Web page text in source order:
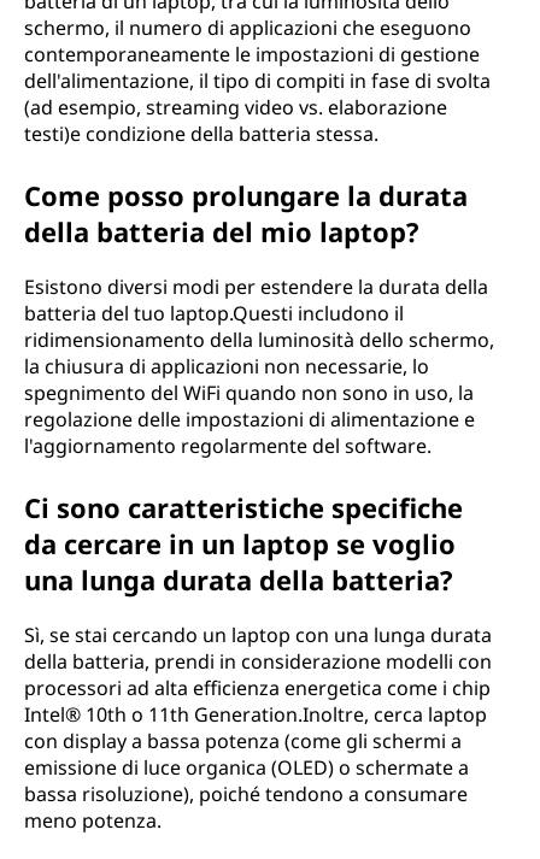
schermo, il numero di applicazioni che eseguono
contemporaneamente le impostazioni di gestione
dell'alimentazione, il tipo di compiti in fase di svolta
(ad esempio, streaming video vs. elaborazione
testi)e condizione della batteria stessa.
Come posso prolungare la durata
della batteria del mio laptop?
Esistono diversi modi per estendere la durata della
batteria del tuo laptop.Questi includono il
ridimensionamento della luminosità dello schermo,
la chiusura di applicazioni non necessarie, lo
spegnimento del WiFi quando non sono in uso, la
regolazione delle impostazioni di alimentazione e
l'aggiornamento regolarmente del software.
Ci sono caratteristiche specifiche
da cercare in un laptop se voglio
una lunga durata della batteria?
Sì, se stai cercando un laptop con una lunga durata
della batteria, prendi in considerazione modelli con
processori ad alta efficienza energetica come i chip
Intel® 10th o 11th Generation.Inoltre, cerca laptop
con display a bassa potenza (come gli schermi a
emissione di luce organica (OLED) o schermate a
bassa risoluzione), poiché tendono a consumare
meno potenza.